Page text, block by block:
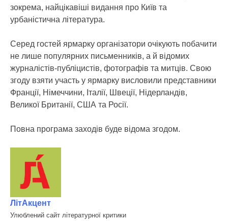
зокрема, найцікавіші видання про Київ та
урбаністична література.
Серед гостей ярмарку організатори очікують побачити
не лише популярних письменників, а й відомих
журналістів-публіцистів, фотографів та митців. Свою
згоду взяти участь у ярмарку висловили представники
Франції, Німеччини, Італії, Швеції, Нідерландів,
Великої Британії, США та Росії.
Повна програма заходів буде відома згодом.
ЛітАкцент
Улюблений сайт літературної критики